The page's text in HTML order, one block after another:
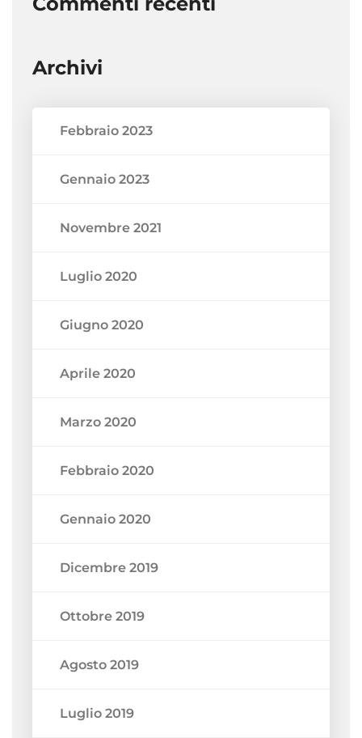
Archivi
Febbraio 2023
Gennaio 2023
Novembre 2021
Luglio 2020
Giugno 2020
Aprile 2020
Marzo 2020
Febbraio 2020
Gennaio 2020
Dicembre 2019
Ottobre 2019
Agosto 2019
Luglio 2019